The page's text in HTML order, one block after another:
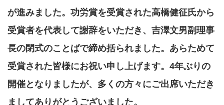
が進みました。功労賞を受賞された高橋健征氏から
受賞者を代表して謝辞をいただき、吉澤文男副理事
長の閉式のことばで締め括られました。あらためて
受賞された皆様にお祝い申し上げます。4年ぶりの
開催となりましたが、多くの方々にご出席いただき
ましてありがとうございました。